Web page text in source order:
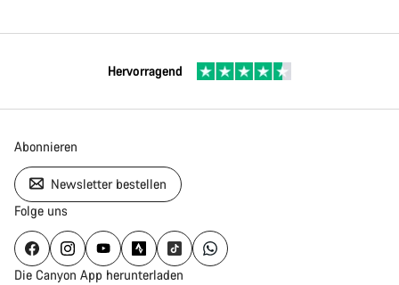
Hervorragend
Abonnieren
Newsletter bestellen
Folge uns
Die Canyon App herunterladen